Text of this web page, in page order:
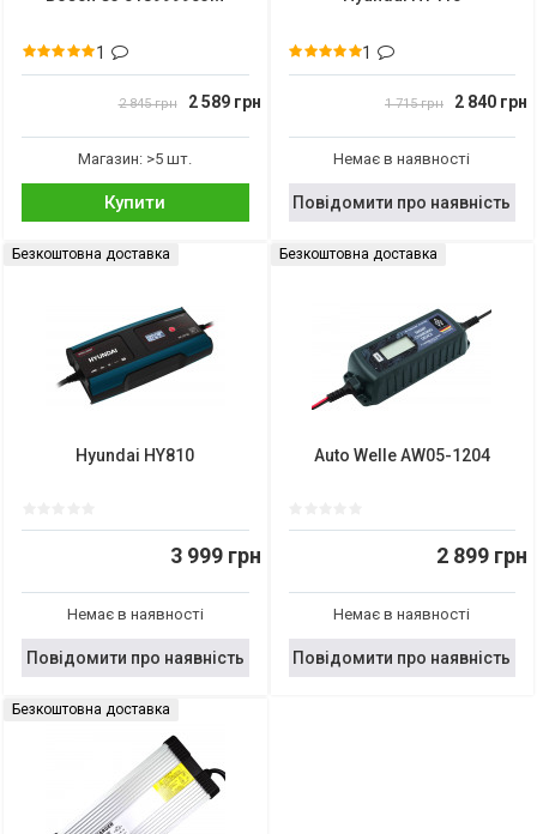
1
2 845 грн 2 589 грн
Магазин: >5 шт.
Купити
1
1 715 грн 2 840 грн
Немає в наявності
Повідомити про наявність
Безкоштовна доставка
Hyundai HY810
3 999 грн
Немає в наявності
Повідомити про наявність
Безкоштовна доставка
Auto Welle AW05-1204
2 899 грн
Немає в наявності
Повідомити про наявність
Безкоштовна доставка